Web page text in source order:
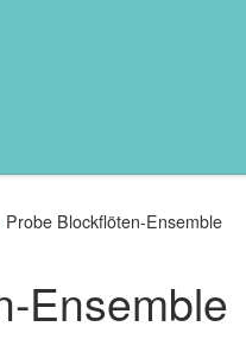
Probe Blockflöten-Ensemble
Ensemble